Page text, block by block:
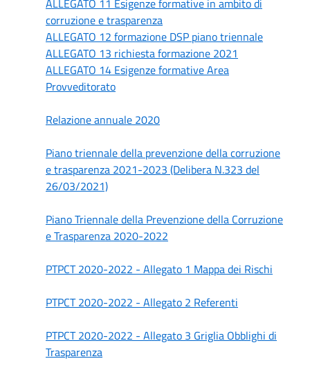
corruzione e trasparenza
ALLEGATO 12 formazione DSP piano triennale
ALLEGATO 13 richiesta formazione 2021
ALLEGATO 14 Esigenze formative Area
Provveditorato
Relazione annuale 2020
Piano triennale della prevenzione della corruzione
e trasparenza 2021-2023 (Delibera N.323 del
26/03/2021)
Piano Triennale della Prevenzione della Corruzione
e Trasparenza 2020-2022
PTPCT 2020-2022 - Allegato 1 Mappa dei Rischi
PTPCT 2020-2022 - Allegato 2 Referenti
PTPCT 2020-2022 - Allegato 3 Griglia Obblighi di
Trasparenza